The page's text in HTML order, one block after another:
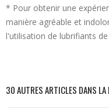
* Pour obtenir une
manière agréable et
l'utilisation de lubrifiants
30 AUTRES ARTICLES DANS LA